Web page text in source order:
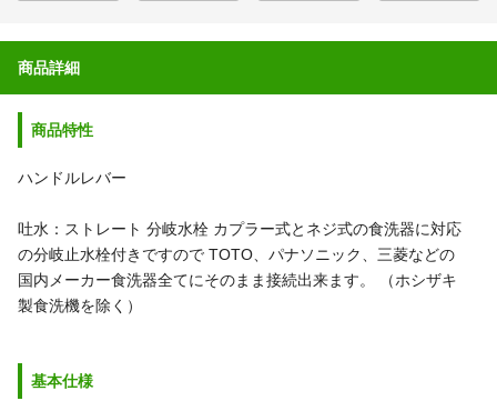
商品詳細
商品特性
ハンドルレバー
吐水：ストレート 分岐水栓 カプラー式とネジ式の食洗器に対応
の分岐止水栓付きですので TOTO、パナソニック、三菱などの
国内メーカー食洗器全てにそのまま接続出来ます。
（ホシザキ
製食洗機を除く）
基本仕様